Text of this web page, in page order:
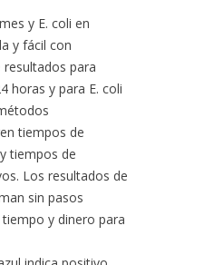
y E. coli en
y fácil con
para
horas y para E. coli
tiempos de
tiempos de
Los resultados de
sin pasos
y dinero para